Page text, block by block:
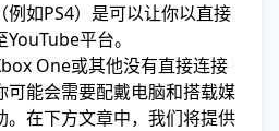
如PS4）是可以让你以直接
平台。
One或其他没有直接连接
可能会需要配戴电脑和搭载媒
。在下方文章中，我们将提供